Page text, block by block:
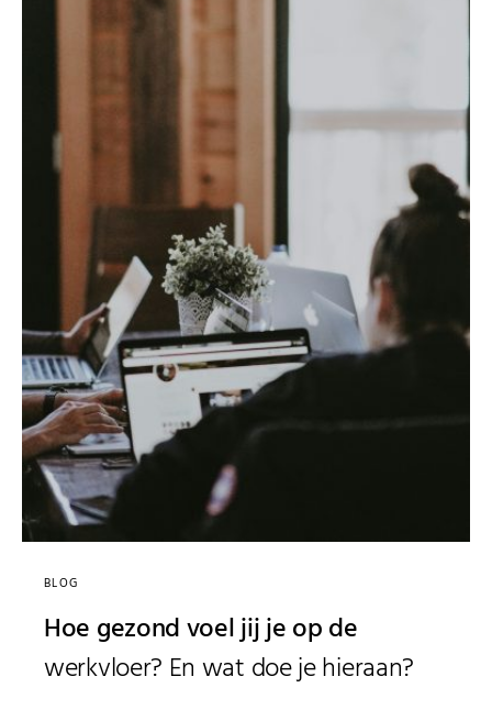
BLOG
Hoe gezond voel jij je op de
werkvloer? En wat doe je hieraan?